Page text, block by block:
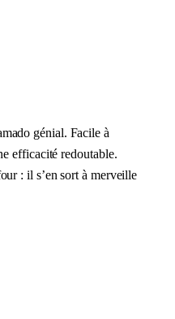
génial. Facile à
efficacité redoutable.
: il s’en sort à merveille